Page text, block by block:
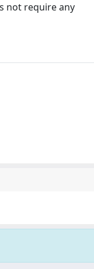
not require any